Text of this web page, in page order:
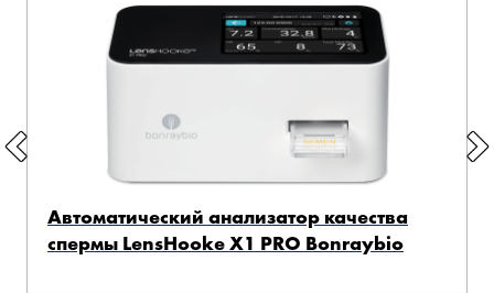
Автоматический анализатор качества
спермы LensHooke X1 PRO Bonraybio